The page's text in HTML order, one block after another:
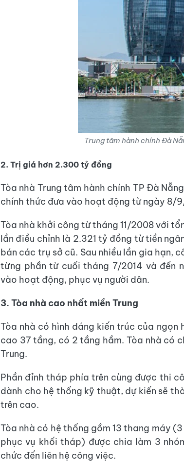
Trung tâm hành chính Đà
2. Trị giá hơn 2.300 tỷ đồng
Tòa nhà Trung tâm hành chính TP Đà
chính thức đưa vào hoạt động từ ngày 8/
Tòa nhà khởi công từ tháng 11/2008 với
lần điều chỉnh là 2.321 tỷ đồng từ tiền
bán các trụ sở cũ. Sau nhiều lần gia hạn,
từng phần từ cuối tháng 7/2014 và đến
vào hoạt động, phục vụ người dân.
3. Tòa nhà cao nhất miền Trung
Tòa nhà có hình dáng kiến trúc của ngọn
cao 37 tầng, có 2 tầng hầm. Tòa nhà có
Trung.
Phần đỉnh tháp phía trên cùng được thi
dành cho hệ thống kỹ thuật, dự kiến sẽ
trên cao.
Tòa nhà có hệ thống gồm 13 thang máy
phục vụ khối tháp) được chia làm 3
chức đến liên hệ công việc.